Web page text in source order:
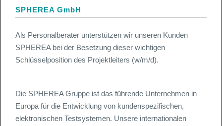
SPHEREA GmbH
Als Personalberater unterstützen wir unseren Kunden
SPHEREA bei der Besetzung dieser wichtigen
Schlüsselposition des Projektleiters (w/m/d).
Die SPHEREA Gruppe ist das führende Unternehmen in
Europa für die Entwicklung von kundenspezifischen,
elektronischen Testsystemen. Unsere internationalen